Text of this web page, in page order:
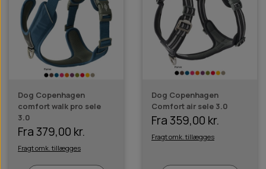
Dog Copenhagen
comfort walk pro sele
3.0
Fra 379,00 kr.
Fragt omk. tillægges
Dog Copenhagen
Comfort air sele 3.0
Fra 359,00 kr.
Fragt omk. tillægges